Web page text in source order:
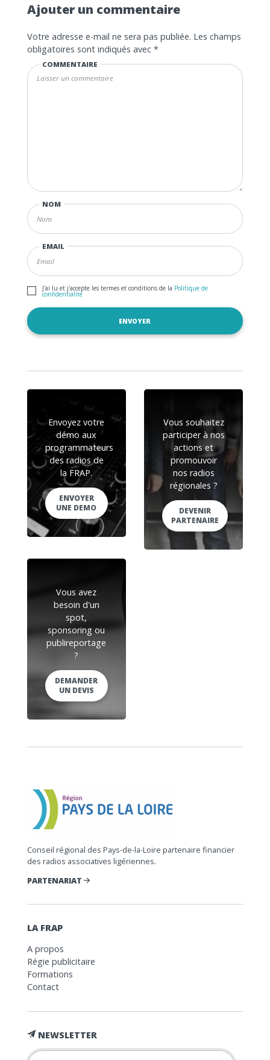
Ajouter un commentaire
Votre adresse e-mail ne sera pas publiée. Les champs
obligatoires sont indiqués avec *
COMMENTAIRE
NOM
EMAIL
J'ai lu et j'accepte les termes et conditions de la Politique de
confidentialité
Envoyez votre
démo aux
programmateurs
des radios de
la FRAP.
ENVOYER
UNE DEMO
Vous souhaitez
participer à nos
actions et
promouvoir
nos radios
régionales ?
DEVENIR
PARTENAIRE
Vous avez
besoin d'un
spot,
sponsoring ou
publireportage
?
DEMANDER
UN DEVIS
Conseil régional des Pays-de-la-Loire partenaire financier
des radios associatives ligériennes.
PARTENARIAT
LA FRAP
A propos
Régie publicitaire
Formations
Contact
NEWSLETTER